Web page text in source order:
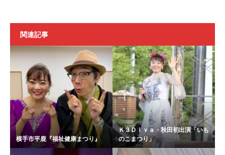
関連記事
横手市平鹿『福祉健康まつり』
Ｋ３Ｄｉｖａ・秋田初出演「いも
のこまつり」